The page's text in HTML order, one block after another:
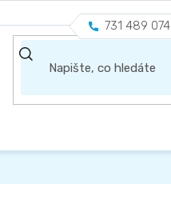
731 489 074